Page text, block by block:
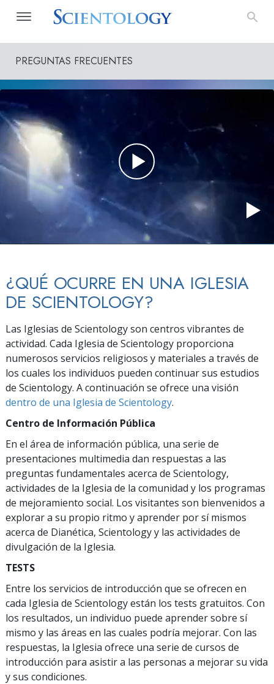
PREGUNTAS FRECUENTES
¿QUÉ OCURRE EN UNA IGLESIA
DE SCIENTOLOGY?
Las Iglesias de Scientology son centros vibrantes de
actividad. Cada Iglesia de Scientology proporciona
numerosos servicios religiosos y materiales a través de
los cuales los individuos pueden continuar sus estudios
de Scientology. A continuación se ofrece una visión
dentro de una Iglesia de Scientology.
Centro de Información Pública
En el área de información pública, una serie de
presentaciones multimedia dan respuestas a las
preguntas fundamentales acerca de Scientology,
actividades de la Iglesia de la comunidad y los programas
de mejoramiento social. Los visitantes son bienvenidos a
explorar a su propio ritmo y aprender por sí mismos
acerca de Dianética, Scientology y las actividades de
divulgación de la Iglesia.
TESTS
Entre los servicios de introducción que se ofrecen en
cada Iglesia de Scientology están los tests gratuitos. Con
los resultados, un individuo puede aprender sobre sí
mismo y las áreas en las cuales podría mejorar. Con las
respuestas, la Iglesia ofrece una serie de cursos de
introducción para asistir a las personas a mejorar su vida
y sus condiciones.